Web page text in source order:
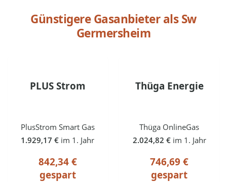
Günstigere Gasanbieter alsSw
Germersheim
PLUS Strom
PlusStrom Smart Gas
1.929,17 € im 1. Jahr
842,34 €
gespart
Thüga Energie
Thüga OnlineGas
2.024,82 € im 1. Jahr
746,69 €
gespart